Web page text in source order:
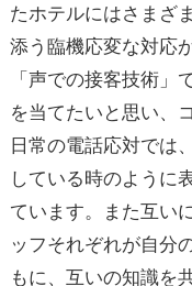
たホテルにはさまざ
添う臨機応変な対応
「声での接客技術」
を当てたいと思い、
日常の電話応対では
している時のように
ています。また互い
ッフそれぞれが自分
もに、互いの知識を